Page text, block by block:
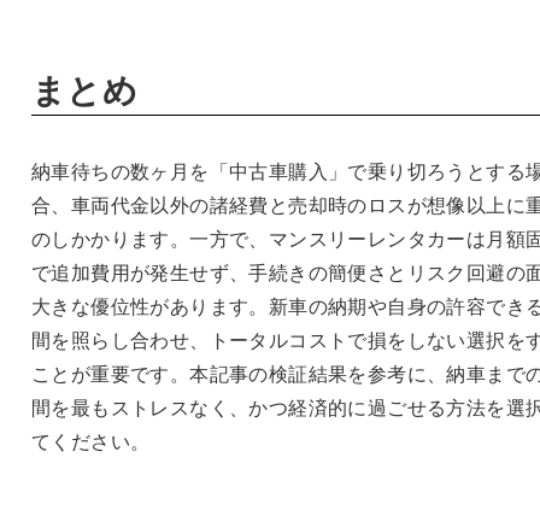
まとめ
納車待ちの数ヶ月を「中古車購入」で乗り切ろうとする
合、車両代金以外の諸経費と売却時のロスが想像以上に
のしかかります。一方で、マンスリーレンタカーは月額
で追加費用が発生せず、手続きの簡便さとリスク回避の
大きな優位性があります。新車の納期や自身の許容でき
間を照らし合わせ、トータルコストで損をしない選択を
ことが重要です。本記事の検証結果を参考に、納車まで
間を最もストレスなく、かつ経済的に過ごせる方法を選
てください。